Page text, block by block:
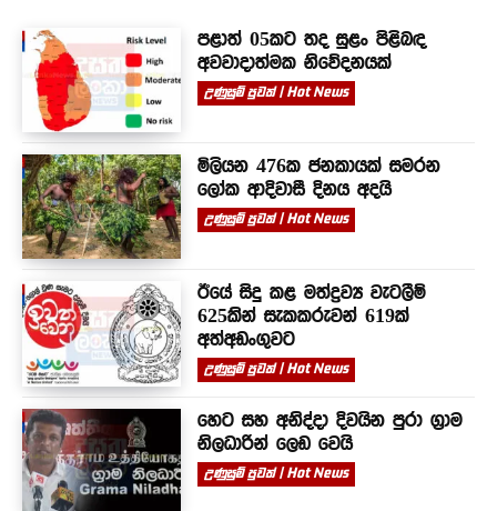
පළාත් 05කට තද සුළං පිළිබඳ
අවවාදාත්මක නිවේදනයක්
උණුසුම් පුවත් | Hot News
මිලියන 476ක ජනකායක් සමරන
ලෝක ආදිවාසී දිනය අදයි
උණුසුම් පුවත් | Hot News
ඊයේ සිදු කළ මත්ද්‍රව්‍ය වැටලීම්
625කින් සැකකරුවන් 619ක්
අත්අඩංගුවට
උණුසුම් පුවත් | Hot News
හෙට සහ අනිද්දා දිවයින පුරා ග්‍රාම
නිලධාරින් ලෙඩ වෙයි
උණුසුම් පුවත් | Hot News